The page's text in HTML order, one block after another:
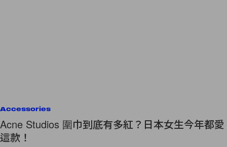
Accessories
Acne Studios 圍巾到底有多紅？日本女生今年都愛
這款！